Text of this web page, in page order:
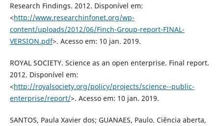
Research Findings. 2012. Disponível em:
<http://www.researchinfonet.org/wp-
content/uploads/2012/06/Finch-Group-report-FINAL-
VERSION.pdf>. Acesso em: 10 jan. 2019.
ROYAL SOCIETY. Science as an open enterprise. Final report.
2012. Disponível em:
<http://royalsociety.org/policy/projects/science--public-
enterprise/report/>. Acesso em: 10 jan. 2019.
SANTOS, Paula Xavier dos; GUANAES, Paulo. Ciência aberta,